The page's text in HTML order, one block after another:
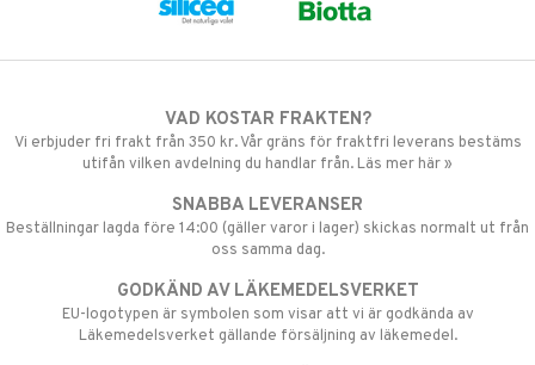
VAD KOSTAR FRAKTEN?
Vi erbjuder fri frakt från 350 kr. Vår gräns för fraktfri leverans bestäms
utifån vilken avdelning du handlar från. Läs mer här »
SNABBA LEVERANSER
Beställningar lagda före 14:00 (gäller varor i lager) skickas normalt ut från
oss samma dag.
GODKÄND AV LÄKEMEDELSVERKET
EU-logotypen är symbolen som visar att vi är godkända av
Läkemedelsverket gällande försäljning av läkemedel.